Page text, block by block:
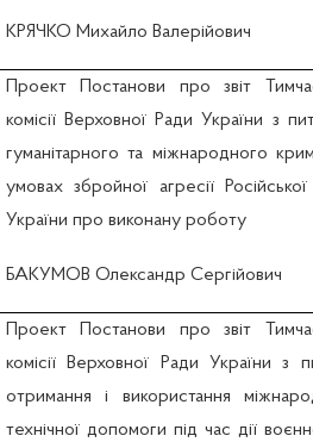
КРЯЧКО Михайло Валерійович
Проект Постанови про звіт
комісії Верховної Ради України з
гуманітарного та міжнародного
умовах збройної агресії
України про виконану роботу
БАКУМОВ Олександр Сергійович
Проект Постанови про звіт
комісії Верховної Ради України з
отримання і використання
технічної допомоги під час дії